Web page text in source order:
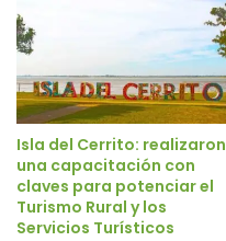
Isla del Cerrito: realizaron
una capacitación con
claves para potenciar el
Turismo Rural y los
Servicios Turísticos